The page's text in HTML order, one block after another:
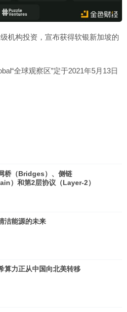
机构投资，宣布获得软银新加坡的
全球观察区”定于2021年5月13日
桥（Bridges）、侧链
）和第2层协议（Layer-2）
洁能源的未来
算力正从中国向北美转移